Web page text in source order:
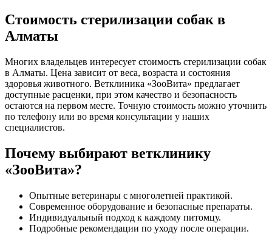
Стоимость стерилизации собак в
Алматы
Многих владельцев интересует стоимость стерилизации собак
в Алматы. Цена зависит от веса, возраста и состояния
здоровья животного. Ветклиника «ЗооВита» предлагает
доступные расценки, при этом качество и безопасность
остаются на первом месте. Точную стоимость можно уточнить
по телефону или во время консультации у наших
специалистов.
Почему выбирают ветклинику
«ЗооВита»?
Опытные ветеринары с многолетней практикой.
Современное оборудование и безопасные препараты.
Индивидуальный подход к каждому питомцу.
Подробные рекомендации по уходу после операции.